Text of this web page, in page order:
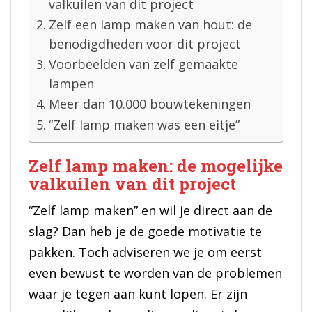
valkuilen van dit project
Zelf een lamp maken van hout: de
benodigdheden voor dit project
Voorbeelden van zelf gemaakte
lampen
Meer dan 10.000 bouwtekeningen
“Zelf lamp maken was een eitje”
Zelf lamp maken: de mogelijke
valkuilen van dit project
“Zelf lamp maken” en wil je direct aan de
slag? Dan heb je de goede motivatie te
pakken. Toch adviseren we je om eerst
even bewust te worden van de problemen
waar je tegen aan kunt lopen. Er zijn